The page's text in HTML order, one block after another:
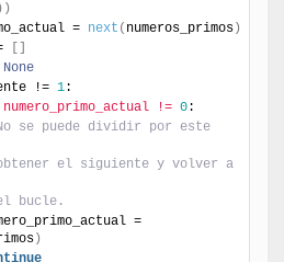
) )
=
next ( numeros_primos )
None
!= 1:
numero_primo_actual != 0:
se puede dividir por este
el siguiente y volver a
bucle.
)